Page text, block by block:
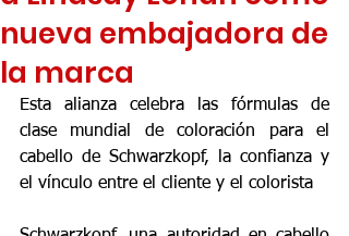
nueva embajadora de
la marca
Esta alianza celebra las fórmulas de
clase mundial de coloración para el
cabello de Schwarzkopf, la confianza y
el vínculo entre el cliente y el colorista